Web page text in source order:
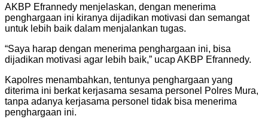
AKBP Efrannedy menjelaskan, dengan menerima
penghargaan ini kiranya dijadikan motivasi dan semangat
untuk lebih baik dalam menjalankan tugas.
“Saya harap dengan menerima penghargaan ini, bisa
dijadikan motivasi agar lebih baik,” ucap AKBP Efrannedy.
Kapolres menambahkan, tentunya penghargaan yang
diterima ini berkat kerjasama sesama personel Polres Mura,
tanpa adanya kerjasama personel tidak bisa menerima
penghargaan ini.